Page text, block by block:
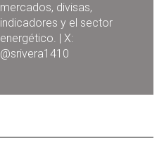
mercados, divisas,
indicadores y el sector
energético. | X:
@srivera1410